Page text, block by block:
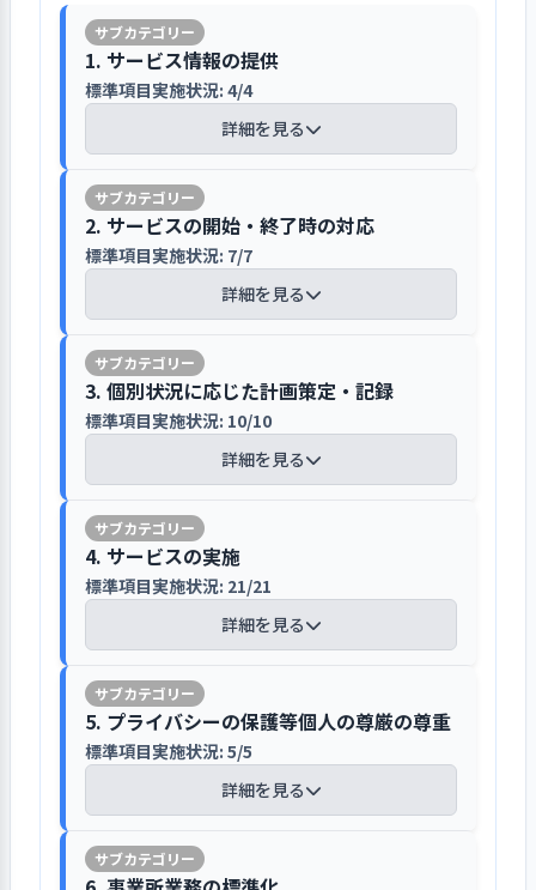
事業所の移動により環境面での融通性
が拡げられており、特別な事情が発生
し連絡を必要とする場合でも対応が可
能となってきています。反面、スペース
による融通性の拡がりで、報告・連
絡・相談すべき事項が抜けることがな
いように注意をはらっています。また、
全体像を把握していないと共有すべき
事項がわからずに困ることが出てくる
ので、施設長が注意すべき事項について
チェックを行いながら、言葉に出して
伝えて職員への注意喚起に努めていま
す。
1. 事業所が目指していることの実現に向け
て一丸となっている
標準項目実施状況: 7/7
詳細を見る
1. 事業所が目指していること（理念・ビジ
ョン、基本方針など）を周知している
事業所が目指していること（理
念・ビジョン、基本方針など）につ
ントの機関から様々な地域の情報を得
て、必要かつ有用な情報は職員会議で
紹介して検討をしています。
PDCAに基づいた中長期計画に基づいた
単年度計画の策定が望まれます
コロナ禍で、法人の事業所全体で開催
していた合同職員会議も中断をしてい
ます。さらに、当事業所の新築・移転の
あったため、法人全体及び事業所の中
長期計画については策定は行われては
いません。一段落した今期から地域か
らの様々な申し出や系列事業所との連
携を含めた計画について話し合いを行
っていく考えです。事業所の単年度の計
画・予算は施設長が策定を行い、法人
の理事会で承認を得ています。将来の事
業所運営を見据えた中長期計画を策定
し、段階的に単年度計画での目標を定
める仕組みが求められます。
1. 事業所を取り巻く環境について情報を把
握・検討し、課題を抽出している
標準項目実施状況: 6/6
業所内外の苦情受付機関の説明を行っ
ています。また、苦情事故対応マニュア
ルが策定され、対応の手順が示されて
おり、マニュアルに沿って対応していま
す。移転から間もないこともあり、苦情
に至るケースはないとのことです。身体
拘束や虐待については運営規程にその
防止のための措置が規定されており、
研修を受講したりチェックリストを使
用し、それぞれの支援を振り返り、虐
待などへの意識づけに取り組んでいま
理念に基づく地域との連携の成果が行政
にも認められるようになってきています
移転に伴い、ホームページでの事業所
紹介も新規更新して掲載しており、ホ
ームページを見て見学希望等の電話も
来ているとのことです。近隣区域内で長
い間事業を展開し、地域の関係機関と
の協力・連携を重視しながら活動して
障がい者を支援するために、その特性
の事例検討を行う勉強会である精神保
健福祉ケア検討会が市行政の管轄に位
置付けられ運営されています。
防災マニュアルや消防計画は整備され
ていますが、事業継続計画の策定とい
う段階にまでは至っていないようです。
運営規程には事業継続計画の策定、必
な研修や訓練の実施、計画の見直しな
どが記載されていますので、法人とも
連携をしながらの策定に早急に取り掛
かることが望まれます。火災予防、避難
等、その他の災害等に対する必要な訓
メットなどの防災備品の準備もしてい
ます。
情報管理についてはシステム上や実施す
事業所内の情報管理については個人情
報保護マニュアルが整備され、利用者
の個人情報の使用同意書で同意を得て
おり、職員に対しても就業規則で情報の
る誓約書も提出してもらいます。また、
職員会議等で個人情報保護の重要性に
ついて職員に周知、徹底を図っていま
す。新しく移転した事業所らしく必要な
書類は事務所の鍵付きロッカーに整理
されて収納されており、利用者の活動
についてはパスワードを設定してパソ
体の状況を踏まえたうえでの人事交流
や新規採用も課題として提起し、新し
い事業展開を進めていく土台を据えて
いきたいと考えています。
キャリアパスへの職員理解や人材育成へ
の工夫やシステム化が期待されます
キャリアパスについて定められてはい
ますが、アンケートでの職員の反応が
あまりなく、職員への周知等について
工夫などが必要と感じられます。また、
研修についても年度内に行われる研修で
必要に応じて受講させるといった形で
実施していますが、人材の育成といっ
た観点からの育成計画の作成が必要で
はないかと思われます。職員の個別面談
の実施や中核職員の育成等に取り組み
たいと考えているようですので、それら
との連動を図る意味からもシステムと
しての職員の確保や育成を進めていく
ことが期待されます。
新しい職場環境による様々な効果を活か
すための意見提案が提起されています
新しい環境に移ったことにより作業ス
ペースの拡張、利用者にとって取り組み
やすい作業の導入が図られて、職員が
作業自体に係わるのではなく作業の指
る（その１）
【前年度の重要課題に対する組織的な活
動（評価機関によるまとめ）】
令和3年の3月に従前まで約35年近く事業
所としていた場所から、近隣の区域に念
願だった移転を果たしました。新しい事
業所への移転により、利用者の作業環境
の改善が図られるので、従来の事業所で
行っていた作業(封筒加工作業・お菓子箱
ることを目指すことにしました。移転を
完了して、より拡充された作業スペースや
整備された環境の中でネジ等を区分しな
がら袋に入れていく作業やキャップの検
品等の作業を請け負って、利用者は新し
以前の封筒加工や箱折りが苦手で自信を
なくしていた利用者も新しい作業に従事
し、自信をもって取り組むことができる
ようになりました。このプラスの方向を
拡げていくために、時間単価が高くて満
足感を利用者のモチベーションをより高
めるために、新規作業や自主製品の開発
にも取り組みたいとしています。
目標の設定と
取り組み
向けて取り組みを行った
1. サービス情報の提供
標準項目実施状況: 4/4
詳細を見る
【講評】
関係機関からの問い合わせの他ホーム
ページでも事業所の紹介をしています
毎月2件ほどの問い合わせがあります。
関係機関からの問い合わせの他に直接
事業所に連絡が来ることもあります。
ホームページをもう少し魅力的なもの
にしたいと検討中ですが、安心して作
業が行えることが伝わるようにと考え
ており、工賃などもわかりやすく示し
たいとのことです。事業所の情報をほ
しい人が必要な情報をよりわかりやす
く示したいとの思いは事業所のアピー
ルにもつながります。多くの人が事業
続的に取り組んでいます。
問い合わせの対応は施設長以外の職員
も対応できるようにしています
が行いますが、不在時は他の職員も対
2. サービスの開始・終了時の対応
標準項目実施状況: 7/7
詳細を見る
【講評】
体験利用期間を設け、作業内容や環境
に無理がないかの見極めを行います
問い合わせ後には2週間の体験利用を設
けています。作業内容はもちろん、事
業所の環境が本人にとって居心地の良
いものなのかを体験してもらいます。
体験利用時の記録は残していません
が、振り返りの時間は設けて、相談支
援事業所とも連携を図っています。利
用希望に対しては基本断ることなく、
受け入れる姿勢です。納得して利用に
進むことができるよう焦らせることは
せず、利用者希望者のペースで考える
3. 個別状況に応じた計画策定・記録
標準項目実施状況: 10/10
詳細を見る
【講評】
日々の記録は会話を含めて残し、状況
が読み取れるようにしています
担当者が個々の記録を行うことになっ
ています。明確な記録の残し方は定め
てはいませんが、利用者との会話を記
録することで、状況を読み取ることが
できるようにしています。現状、個別
支援計画の目標に沿った記録とするよ
うルール化はしていませんので、今後
検討が必要と考えています。記録が利
4. サービスの実施
標準項目実施状況: 21/21
詳細を見る
1．個別の支援計画等に基づいて、利用者の
望む自立した生活を送れるよう支援を行って
5. プライバシーの保護等個人の尊厳の尊重
標準項目実施状況: 5/5
詳細を見る
【講評】